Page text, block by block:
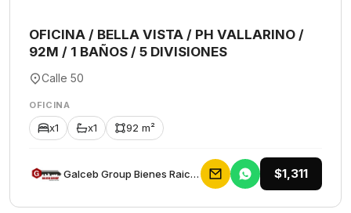
OFICINA / BELLA VISTA / PH VALLARINO /
92M / 1 BAÑOS / 5 DIVISIONES
Calle 50
OFICINA
x1 x1 92 m²
Galceb Group Bienes Raices $1,311